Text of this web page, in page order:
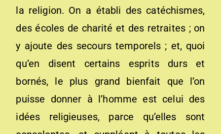
la religion. On a établi des catéchismes,
des écoles de charité et des retraites ; on
y ajoute des secours temporels ; et, quoi
qu’en disent certains esprits durs et
bornés, le plus grand bienfait que l’on
puisse donner à l’homme est celui des
idées religieuses, parce qu’elles sont